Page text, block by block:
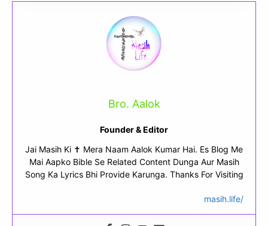
Bro. Aalok
Founder & Editor
Jai Masih Ki ✝ Mera Naam Aalok Kumar Hai. Es Blog Me
Mai Aapko Bible Se Related Content Dunga Aur Masih
Song Ka Lyrics Bhi Provide Karunga. Thanks For Visiting
masih.life/